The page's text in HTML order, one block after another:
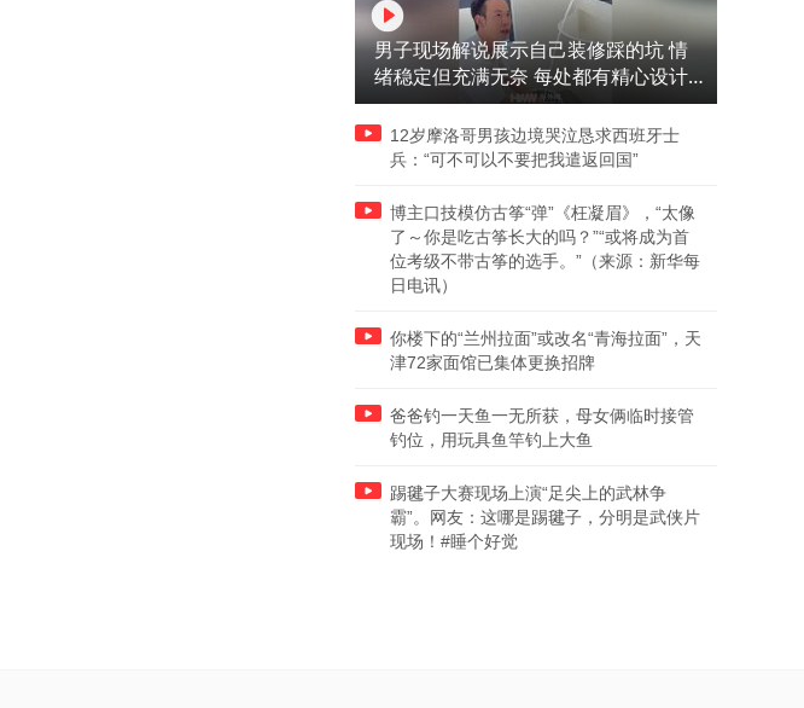
男子现场解说展示自己装修踩的坑 情
绪稳定但充满无奈 每处都有精心设计
但每处都有瑕疵 网友：一开始我没笑
但看到洗手盆我没绷住
12岁摩洛哥男孩边境哭泣恳求西班牙士
兵：“可不可以不要把我遣返回国”
博主口技模仿古筝“弹”《枉凝眉》，“太像
了～你是吃古筝长大的吗？”“或将成为首
位考级不带古筝的选手。”（来源：新华每
日电讯）
你楼下的“兰州拉面”或改名“青海拉面”，天
津72家面馆已集体更换招牌
爸爸钓一天鱼一无所获，母女俩临时接管
钓位，用玩具鱼竿钓上大鱼
踢毽子大赛现场上演“足尖上的武林争
霸”。网友：这哪是踢毽子，分明是武侠片
现场！#睡个好觉